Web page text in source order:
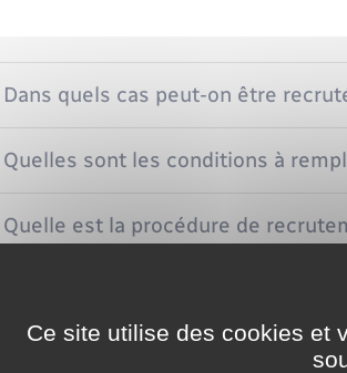
Dans quels cas peut-on être
Quelles sont les conditions à
Quelle est la procédure de
Que se passe-t-il si vous êtes
Ce site utilise des cookies et